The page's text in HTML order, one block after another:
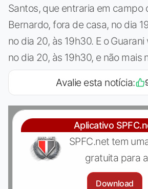
Santos, que entraria em campo
Bernardo, fora de casa, no dia
no dia 20, às 19h30. E o
no dia 20, às 19h30, e não mais
Avalie esta notícia:
Aplicativo
SPFC.net tem
gratuita para
Download